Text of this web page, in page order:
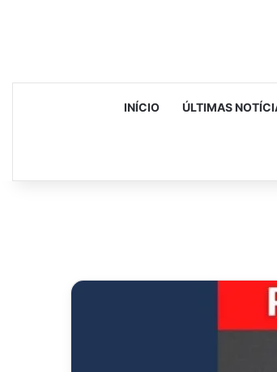
INÍCIO ÚLTIMAS